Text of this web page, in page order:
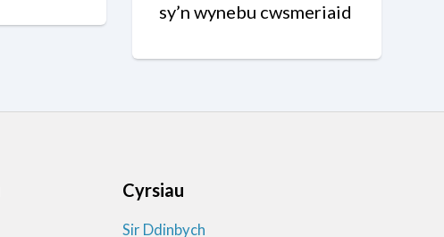
sy’n wynebu cwsmeriaid
Cyrsiau
Sir Ddinbych